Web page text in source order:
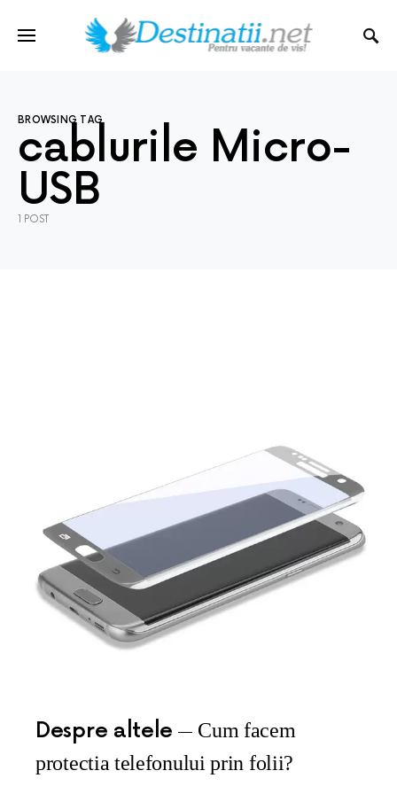
BROWSING TAG
cablurile Micro-
USB
1 POST
Despre altele
Cum facem
protectia telefonului prin folii?